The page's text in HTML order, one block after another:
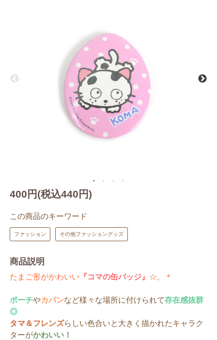
400円(税込440円)
この商品のキーワード
ファッション その他ファッショングッズ
商品説明
たまご形がかわいい 『コマの缶バッジ』 ☆。＊
ポーチやカバンなど様々な場所に付けられて存在感抜群
◎
タマ＆フレンズらしい色合いと大きく描かれたキャラク
ターがかわいい！